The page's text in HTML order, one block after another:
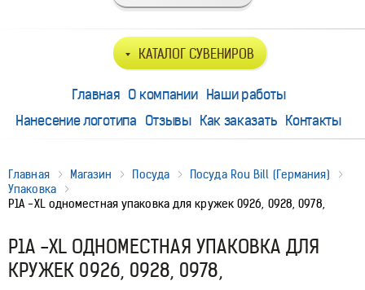
КАТАЛОГ СУВЕНИРОВ
Главная О компании Наши работы
Нанесение логотипа Отзывы Как заказать Контакты
Главная Магазин Посуда
Посуда Rou Bill (Германия)
Упаковка
P1A -XL одноместная упаковка для кружек 0926, 0928, 0978,
P1A -XL ОДНОМЕСТНАЯ УПАКОВКА ДЛЯ
КРУЖЕК 0926, 0928, 0978,